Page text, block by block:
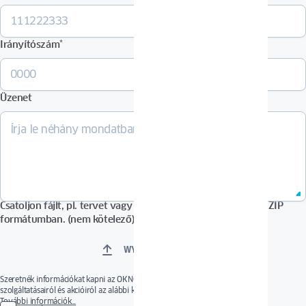
Irányítószám*
Üzenet
Csatoljon fájlt, pl. tervet vagy képeket PDF, DOCX, JPG vagy ZIP
formátumban. (nem kötelező)
WYBIERZ PLIKI
Szeretnék információkat kapni az OKNOPLAST új vagy érdekes termékeiről,
szolgáltatásairól és akcióiról az alábbi kommunikációs csatornákon keresztül.
A hozzájárulás önkéntes. A hozzájárulás bármikor visszavonható a hozzájárulások
További információk…